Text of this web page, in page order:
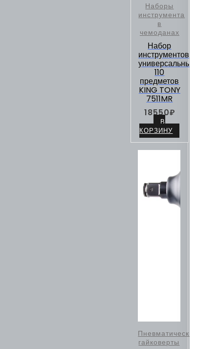
Наборы
инструмента
в
чемоданах
Набор
инструментов
универсальный,
110
предметов
KING TONY
7511MR
18550₽
В
КОРЗИНУ
Пневматические
гайковерты